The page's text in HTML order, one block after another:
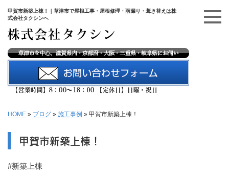
甲賀市新築上棟！｜草津市で屋根工事・屋根修理・雨漏り・葺き替えは株
式会社タクシンへ
HOME » ブログ » 施工事例 » 甲賀市新築上棟！
甲賀市新築上棟！
#新築上棟